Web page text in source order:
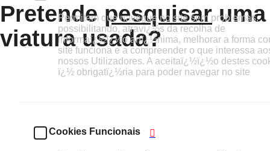
Pretendepesquisaruma
viatura usada?
Permitem que navegue no site sem problemas,
possibilitando, atravï¿½s da recolha de
informaï¿½ï¿½o anï¿½nima, melhorar a forma
site funciona e a compreender o que interessa
nossos Utilizadores. A aceitaï¿½ï¿½o destes
ï¿½ obrigatï¿½ria para poder navegar no site
Cookies Funcionais